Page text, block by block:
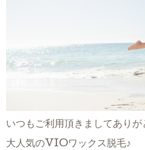
いつもご利用頂きましてありが
大人気のVIOワックス脱毛♪